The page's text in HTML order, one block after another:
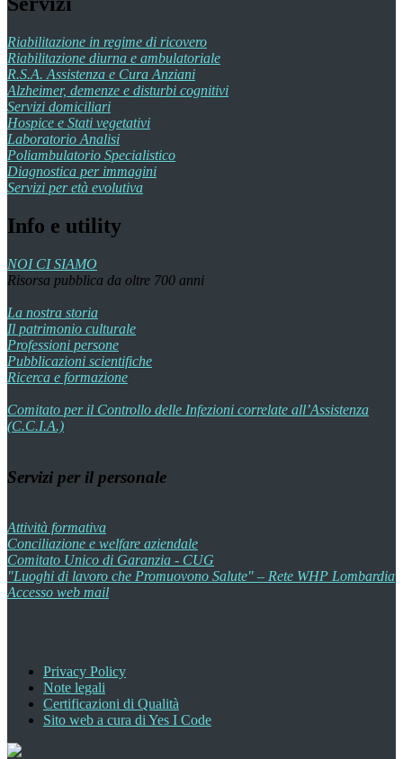
Riabilitazione in regime di ricovero
Riabilitazione diurna e ambulatoriale
R.S.A. Assistenza e Cura Anziani
Alzheimer, demenze e disturbi cognitivi
Servizi domiciliari
Hospice e Stati vegetativi
Laboratorio Analisi
Poliambulatorio Specialistico
Diagnostica per immagini
Servizi per età evolutiva
Info e utility
NOI CI SIAMO
Risorsa pubblica da oltre 700 anni
La nostra storia
Il patrimonio culturale
Professioni persone
Pubblicazioni scientifiche
Ricerca e formazione
Comitato per il Controllo delle Infezioni correlate all’Assistenza
(C.C.I.A.)
Servizi per il personale
Attività formativa
Conciliazione e welfare aziendale
Comitato Unico di Garanzia - CUG
"Luoghi di lavoro che Promuovono Salute" – Rete WHP Lombardia
Accesso web mail
Privacy Policy
Note legali
Certificazioni di Qualità
Sito web a cura di Yes I Code